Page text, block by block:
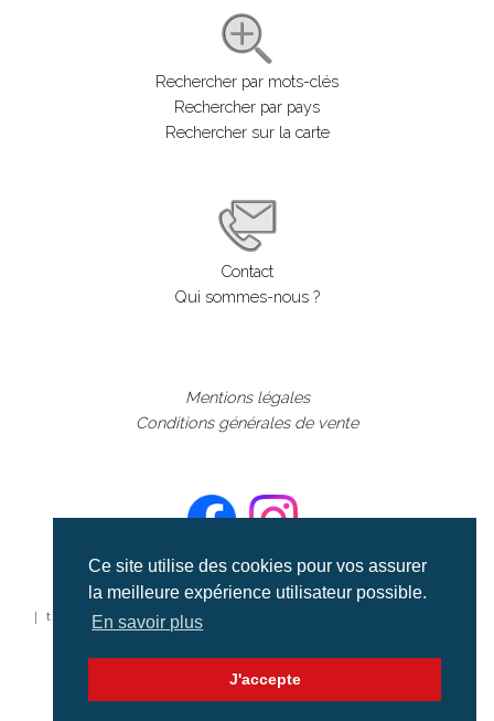
Ce site utilise des cookies pour vos assurer
la meilleure expérience utilisateur possible.
En savoir plus
J'accepte
Rechercher par mots-clés
Rechercher par pays
Rechercher sur la carte
Contact
Qui sommes-nous ?
Mentions légales
Conditions générales de vente
©aerialcollection marque déposée 2024
| tous droits réservés | aerialcollection.fr banque d'images
aériennes et documentaires video et cinéma |